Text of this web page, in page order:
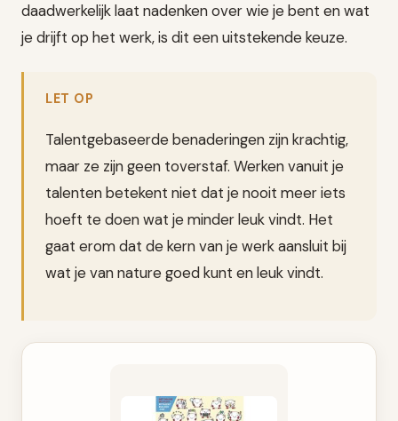
daadwerkelijk laat nadenken over wie je bent en wat
je drijft op het werk, is dit een uitstekende keuze.
LET OP
Talentgebaseerde benaderingen zijn krachtig,
maar ze zijn geen toverstaf. Werken vanuit je
talenten betekent niet dat je nooit meer iets
hoeft te doen wat je minder leuk vindt. Het
gaat erom dat de kern van je werk aansluit bij
wat je van nature goed kunt en leuk vindt.